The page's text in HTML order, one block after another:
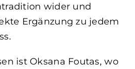
wider und
Ergänzung zu jedem
ist Oksana Foutas, wo